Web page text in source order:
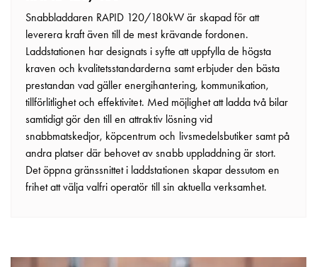
gymnasieskolor
Stories
Integritetspolicy
Ladda
Svenska
English
Snabbladdaren RAPID 120/180kW är skapad för att
leverera kraft även till de mest krävande fordonen.
Laddstationen har designats i syfte att uppfylla de högsta
kraven och kvalitetsstandarderna samt erbjuder den bästa
prestandan vad gäller energihantering, kommunikation,
tillförlitlighet och effektivitet. Med möjlighet att ladda två bilar
samtidigt gör den till en attraktiv lösning vid
snabbmatskedjor, köpcentrum och livsmedelsbutiker samt på
andra platser där behovet av snabb uppladdning är stort.
Det öppna gränssnittet i laddstationen skapar dessutom en
frihet att välja valfri operatör till sin aktuella verksamhet.